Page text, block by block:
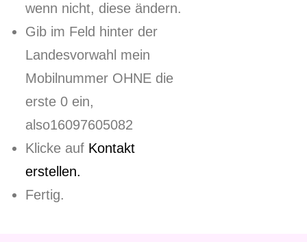
wenn nicht, diese ändern.
Gib im Feld hinter der
Landesvorwahl mein
Mobilnummer OHNE die
erste 0 ein,
also16097605082
Klicke auf Kontakt
erstellen.
Fertig.